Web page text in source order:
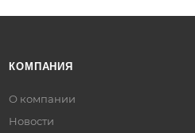
КОМПАНИЯ
О компании
Новости